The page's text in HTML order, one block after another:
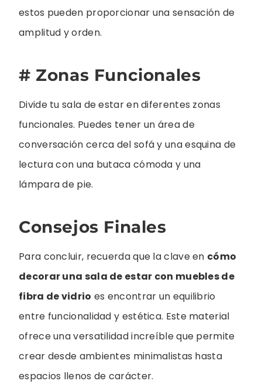
estos pueden proporcionar una sensación de
amplitud y orden.
# Zonas Funcionales
Divide tu sala de estar en diferentes zonas
funcionales. Puedes tener un área de
conversación cerca del sofá y una esquina de
lectura con una butaca cómoda y una
lámpara de pie.
Consejos Finales
Para concluir, recuerda que la clave en cómo
decorar una sala de estar con muebles de
fibra de vidrio es encontrar un equilibrio
entre funcionalidad y estética. Este material
ofrece una versatilidad increíble que permite
crear desde ambientes minimalistas hasta
espacios llenos de carácter.